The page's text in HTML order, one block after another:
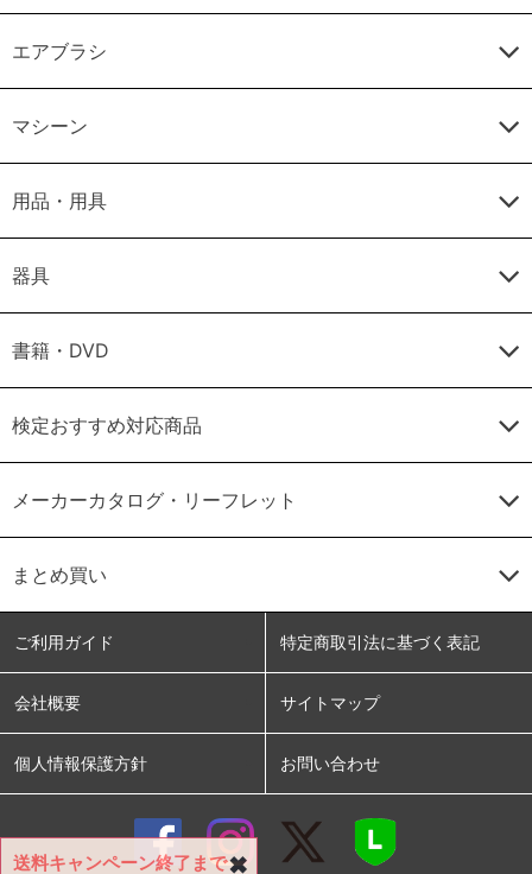
エアブラシ
マシーン
用品・用具
器具
書籍・DVD
検定おすすめ対応商品
メーカーカタログ・リーフレット
まとめ買い
ご利用ガイド 特定商取引法に基づく表記
会社概要 サイトマップ
個人情報保護方針 お問い合わせ
✖
送料キャンペーン終了まで